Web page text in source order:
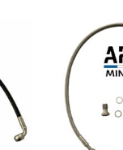
options
peuvent
être